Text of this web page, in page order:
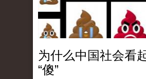
为什么中国社会看
“傻”